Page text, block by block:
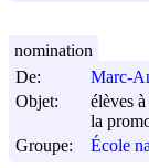
De:
Marc-
Objet:
élèves
la
Groupe:
École
nomination